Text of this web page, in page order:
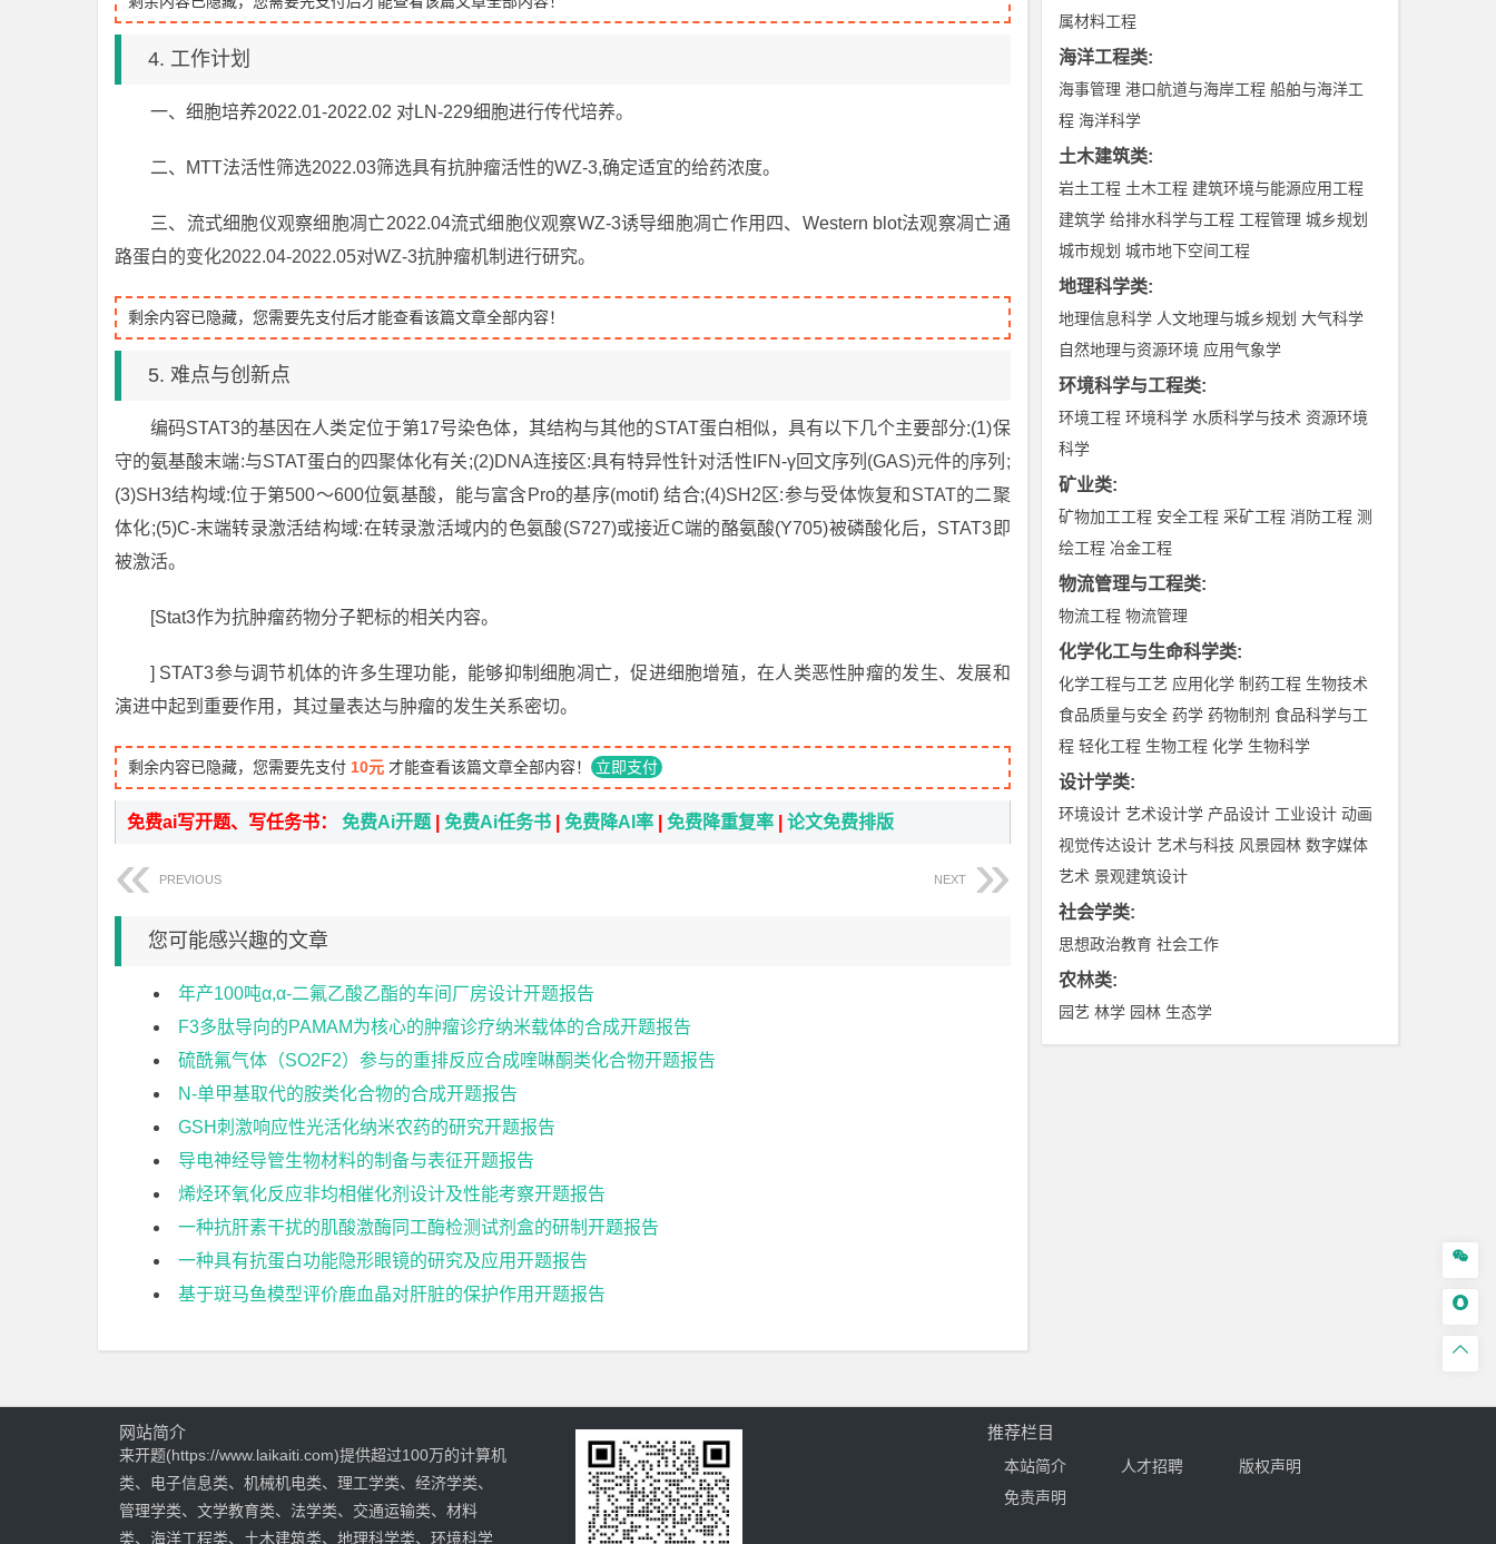
4. 工作计划
一、细胞培养2022.01-2022.02 对LN-229细胞进行传代培养。
二、MTT法活性筛选2022.03筛选具有抗肿瘤活性的WZ-3,确定适宜的给药浓度。
三、流式细胞仪观察细胞凋亡2022.04流式细胞仪观察WZ-3诱导细胞凋亡作用四、Western blot法观察凋亡通
路蛋白的变化2022.04-2022.05对WZ-3抗肿瘤机制进行研究。
剩余内容已隐藏，您需要先支付后才能查看该篇文章全部内容！
5. 难点与创新点
编码STAT3的基因在人类定位于第17号染色体，其结构与其他的STAT蛋白相似，具有以下几个主要部分:(1)保
守的氨基酸末端:与STAT蛋白的四聚体化有关;(2)DNA连接区:具有特异性针对活性IFN-γ回文序列(GAS)元件的序列;
(3)SH3结构域:位于第500～600位氨基酸，能与富含Pro的基序(motif) 结合;(4)SH2区:参与受体恢复和STAT的二聚
体化;(5)C-末端转录激活结构域:在转录激活域内的色氨酸(S727)或接近C端的酪氨酸(Y705)被磷酸化后，STAT3即
被激活。
[Stat3作为抗肿瘤药物分子靶标的相关内容。
] STAT3参与调节机体的许多生理功能，能够抑制细胞凋亡，促进细胞增殖，在人类恶性肿瘤的发生、发展和
演进中起到重要作用，其过量表达与肿瘤的发生关系密切。
剩余内容已隐藏，您需要先支付 10元 才能查看该篇文章全部内容！ 立即支付
免费ai写开题、写任务书： 免费Ai开题 免费Ai任务书 免费降AI率 免费降重复率 论文免费排版
PREVIOUS NEXT
您可能感兴趣的文章
年产100吨α,α-二氟乙酸乙酯的车间厂房设计开题报告
F3多肽导向的PAMAM为核心的肿瘤诊疗纳米载体的合成开题报告
硫酰氟气体（SO2F2）参与的重排反应合成喹啉酮类化合物开题报告
N-单甲基取代的胺类化合物的合成开题报告
GSH刺激响应性光活化纳米农药的研究开题报告
导电神经导管生物材料的制备与表征开题报告
烯烃环氧化反应非均相催化剂设计及性能考察开题报告
一种抗肝素干扰的肌酸激酶同工酶检测试剂盒的研制开题报告
一种具有抗蛋白功能隐形眼镜的研究及应用开题报告
基于斑马鱼模型评价鹿血晶对肝脏的保护作用开题报告
属材料工程
海洋工程类:
海事管理 港口航道与海岸工程 船舶与海洋工
程 海洋科学
土木建筑类:
岩土工程 土木工程 建筑环境与能源应用工程
建筑学 给排水科学与工程 工程管理 城乡规划
城市规划 城市地下空间工程
地理科学类:
地理信息科学 人文地理与城乡规划 大气科学
自然地理与资源环境 应用气象学
环境科学与工程类:
环境工程 环境科学 水质科学与技术 资源环境
科学
矿业类:
矿物加工工程 安全工程 采矿工程 消防工程 测
绘工程 冶金工程
物流管理与工程类:
物流工程 物流管理
化学化工与生命科学类:
化学工程与工艺 应用化学 制药工程 生物技术
食品质量与安全 药学 药物制剂 食品科学与工
程 轻化工程 生物工程 化学 生物科学
设计学类:
环境设计 艺术设计学 产品设计 工业设计 动画
视觉传达设计 艺术与科技 风景园林 数字媒体
艺术 景观建筑设计
社会学类:
思想政治教育 社会工作
农林类:
园艺 林学 园林 生态学



网站简介
来开题(https://www.laikaiti.com)提供超过100万的计算机
类、电子信息类、机械机电类、理工学类、经济学类、
管理学类、文学教育类、法学类、交通运输类、材料
类、海洋工程类、土木建筑类、地理科学类、环境科学
推荐栏目
本站简介 人才招聘
版权声明
免责声明